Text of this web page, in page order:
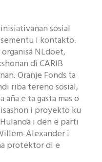
sosial
i kontakto.
NLdoet,
di CARIB
Oranje Fonds ta
riba tereno sosial,
aña e ta gasta mas o
i proyekto ku
i den e parti
Alexander i
protektor di e